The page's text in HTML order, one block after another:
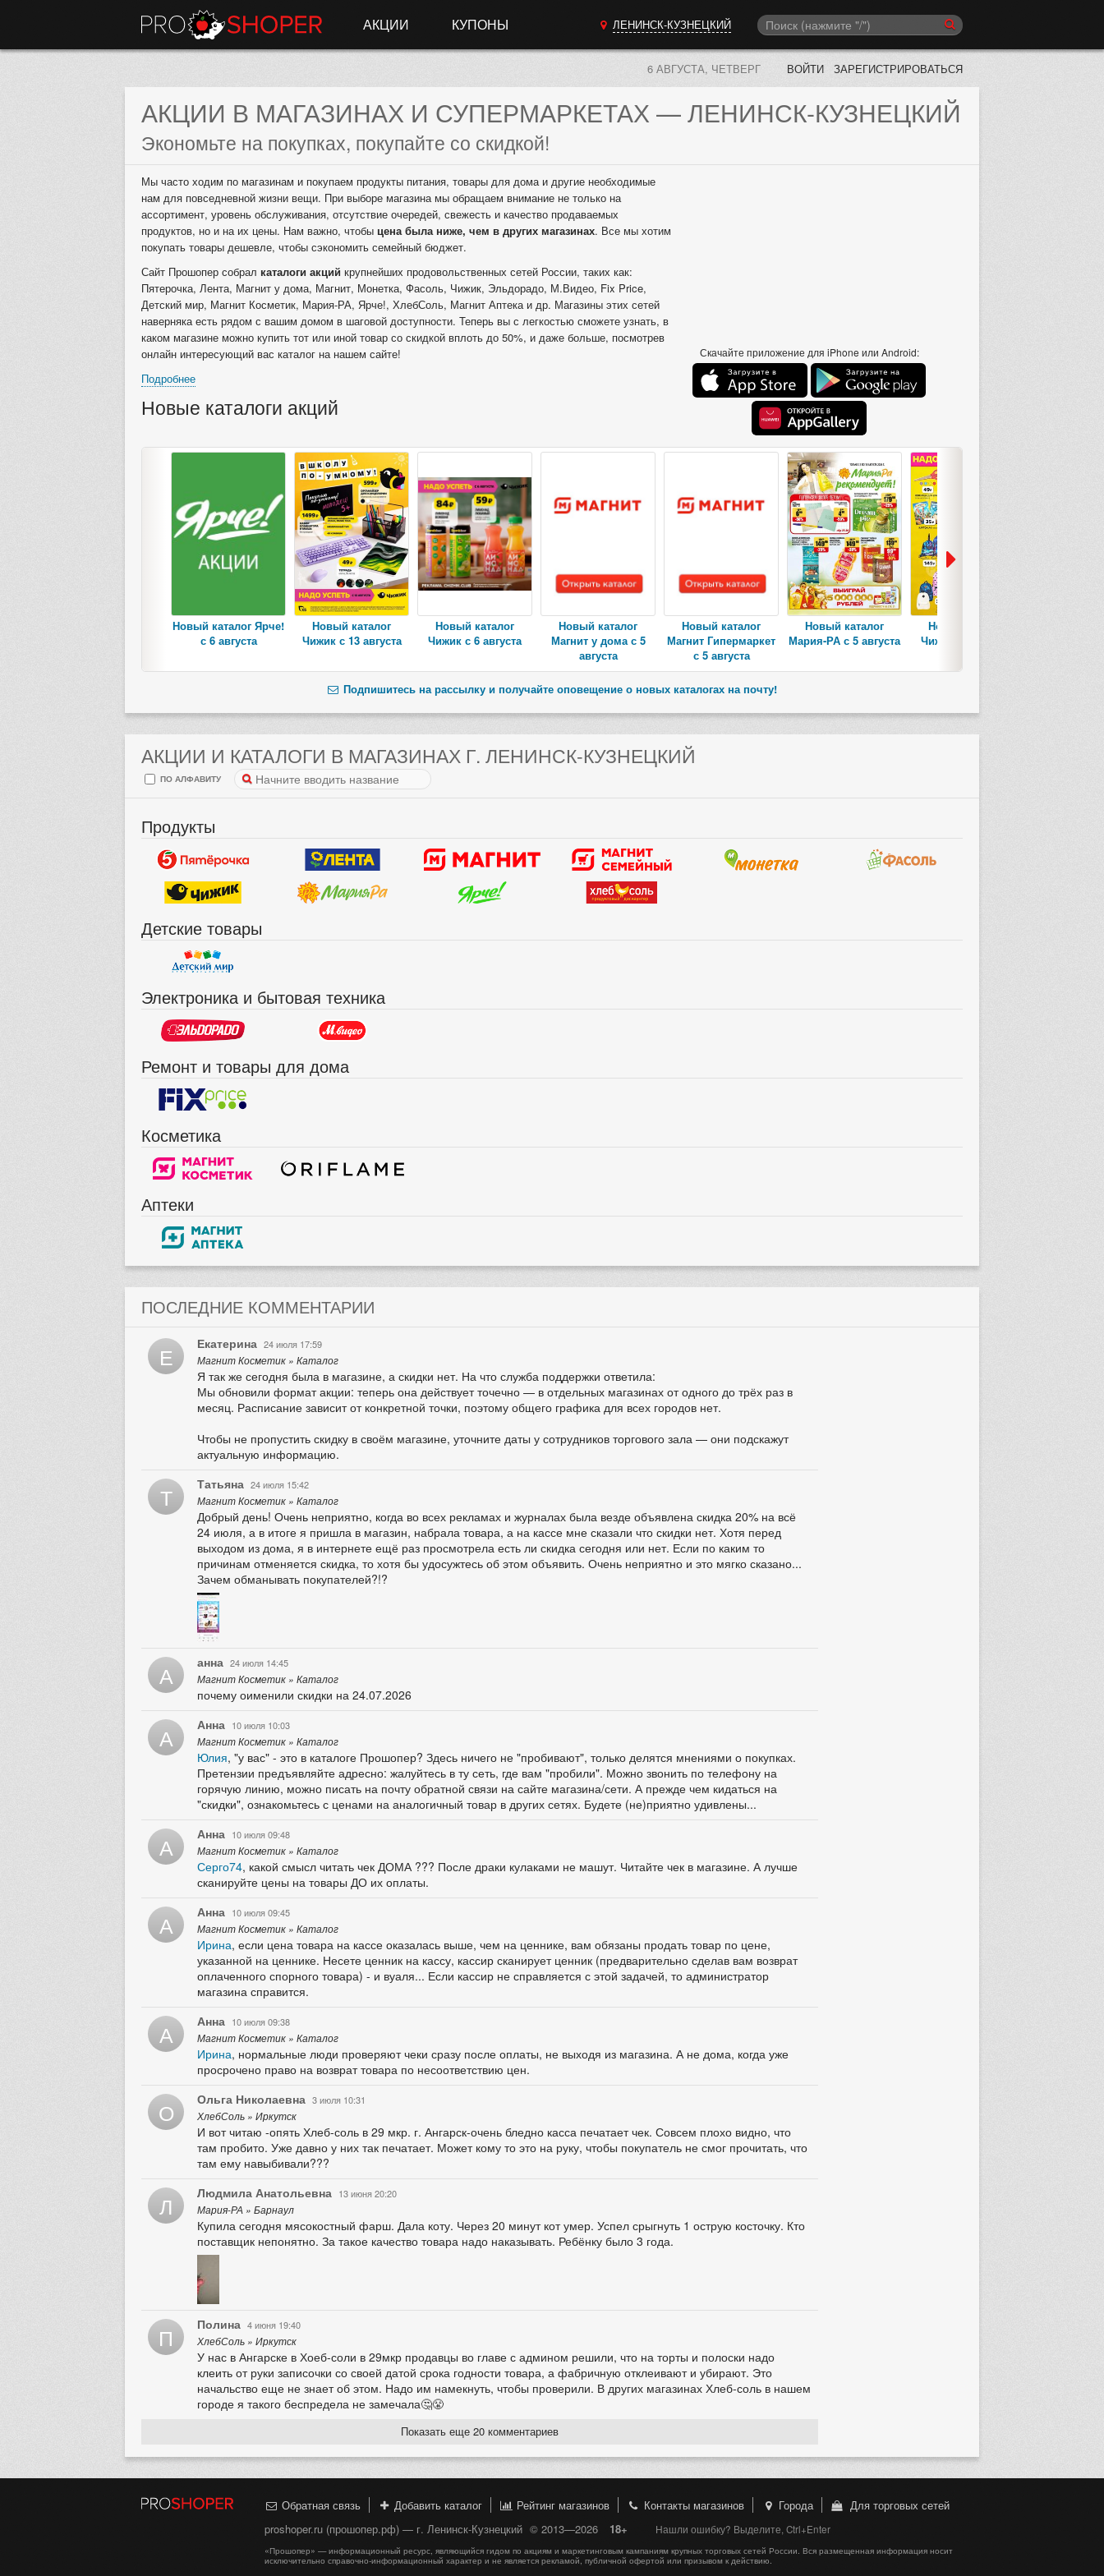
АКЦИИ КУПОНЫ ЛЕНИНСК-КУЗНЕЦКИЙ
6 АВГУСТА, ЧЕТВЕРГ ВОЙТИ ЗАРЕГИСТРИРОВАТЬСЯ
АКЦИИ В МАГАЗИНАХ И СУПЕРМАРКЕТАХ — ЛЕНИНСК-КУЗНЕЦКИЙ
Экономьте на покупках, покупайте со скидкой!
Скачайте приложение для iPhone или Android:
Мы часто ходим по магазинам и покупаем продукты питания, товары для дома и другие необходимые
нам для повседневной жизни вещи. При выборе магазина мы обращаем внимание не только на
ассортимент, уровень обслуживания, отсутствие очередей, свежесть и качество продаваемых
продуктов, но и на их цены. Нам важно, чтобы цена была ниже, чем в других магазинах. Все мы хотим
покупать товары дешевле, чтобы сэкономить семейный бюджет.
Сайт Прошопер собрал каталоги акций крупнейших продовольственных сетей России, таких как:
Пятерочка, Лента, Магнит у дома, Магнит, Монетка, Фасоль, Чижик, Эльдорадо, М.Видео, Fix Price,
Детский мир, Магнит Косметик, Мария-РА, Ярче!, ХлебСоль, Магнит Аптека и др. Магазины этих сетей
наверняка есть рядом с вашим домом в шаговой доступности. Теперь вы с легкостью сможете узнать, в
каком магазине можно купить тот или иной товар со скидкой вплоть до 50%, и даже больше, посмотрев
онлайн интересующий вас каталог на нашем сайте!
Подробнее
Новые каталоги акций
Новый каталог Ярче!
с 6 августа
Новый каталог
Чижик с 13 августа
Новый каталог
Чижик с 6 августа
Новый каталог
Магнит у дома с 5
августа
Новый каталог
Магнит Гипермаркет
с 5 августа
Новый каталог
Мария-РА с 5 августа
Новый каталог
Чижик с 6 августа
Подпишитесь на рассылку и получайте оповещение о новых каталогах на почту!
АКЦИИ И КАТАЛОГИ В МАГАЗИНАХ Г. ЛЕНИНСК-КУЗНЕЦКИЙ
ПО АЛФАВИТУ
Продукты
Детские товары
Электроника и бытовая техника
Ремонт и товары для дома
Косметика
Аптеки
ПОСЛЕДНИЕ КОММЕНТАРИИ
Е Екатерина 24 июля 17:59
Магнит Косметик » Каталог
Я так же сегодня была в магазине, а скидки нет. На что служба поддержки ответила:
Мы обновили формат акции: теперь она действует точечно — в отдельных магазинах от одного до трёх раз в
месяц. Расписание зависит от конкретной точки, поэтому общего графика для всех городов нет.
Чтобы не пропустить скидку в своём магазине, уточните даты у сотрудников торгового зала — они подскажут
актуальную информацию.
Т Татьяна 24 июля 15:42
Магнит Косметик » Каталог
Добрый день! Очень неприятно, когда во всех рекламах и журналах была везде объявлена скидка 20% на всё
24 июля, а в итоге я пришла в магазин, набрала товара, а на кассе мне сказали что скидки нет. Хотя перед
выходом из дома, я в интернете ещё раз просмотрела есть ли скидка сегодня или нет. Если по каким то
причинам отменяется скидка, то хотя бы удосужтесь об этом объявить. Очень неприятно и это мягко сказано...
Зачем обманывать покупателей?!?
А анна 24 июля 14:45
Магнит Косметик » Каталог
почему оименили скидки на 24.07.2026
А Анна 10 июля 10:03
Магнит Косметик » Каталог
Юлия, "у вас" - это в каталоге Прошопер? Здесь ничего не "пробивают", только делятся мнениями о покупках.
Претензии предъявляйте адресно: жалуйтесь в ту сеть, где вам "пробили". Можно звонить по телефону на
горячую линию, можно писать на почту обратной связи на сайте магазина/сети. А прежде чем кидаться на
"скидки", ознакомьтесь с ценами на аналогичный товар в других сетях. Будете (не)приятно удивлены...
А Анна 10 июля 09:48
Магнит Косметик » Каталог
Серго74, какой смысл читать чек ДОМА ??? После драки кулаками не машут. Читайте чек в магазине. А лучше
сканируйте цены на товары ДО их оплаты.
А Анна 10 июля 09:45
Магнит Косметик » Каталог
Ирина, если цена товара на кассе оказалась выше, чем на ценнике, вам обязаны продать товар по цене,
указанной на ценнике. Несете ценник на кассу, кассир сканирует ценник (предварительно сделав вам возврат
оплаченного спорного товара) - и вуаля... Если кассир не справляется с этой задачей, то администратор
магазина справится.
А Анна 10 июля 09:38
Магнит Косметик » Каталог
Ирина, нормальные люди проверяют чеки сразу после оплаты, не выходя из магазина. А не дома, когда уже
просрочено право на возврат товара по несоответствию цен.
О Ольга Николаевна 3 июля 10:31
ХлебСоль » Иркутск
И вот читаю -опять Хлеб-соль в 29 мкр. г. Ангарск-очень бледно касса печатает чек. Совсем плохо видно, что
там пробито. Уже давно у них так печатает. Может кому то это на руку, чтобы покупатель не смог прочитать, что
там ему навыбивали???
Л Людмила Анатольевна 13 июня 20:20
Мария-РА » Барнаул
Купила сегодня мясокостный фарш. Дала коту. Через 20 минут кот умер. Успел срыгнуть 1 острую косточку. Кто
поставщик непонятно. За такое качество товара надо наказывать. Ребёнку было 3 года.
П Полина 4 июня 19:40
ХлебСоль » Иркутск
У нас в Ангарске в Хоеб-соли в 29мкр продавцы во главе с админом решили, что на торты и полоски надо
клеить от руки записочки со своей датой срока годности товара, а фабричную отклеивают и убирают. Это
начальство еще не знает об этом. Надо им намекнуть, чтобы проверили. В других магазинах Хлеб-соль в нашем
городе я такого беспредела не замечала🤔😤
Показать еще 20 комментариев
Обратная связь Добавить каталог Рейтинг магазинов Контакты магазинов Города
Для торговых сетей
proshoper.ru (прошопер.рф) — г. Ленинск-Кузнецкий © 2013—2026 18+ Нашли ошибку? Выделите, Ctrl+Enter
«Прошопер» — информационный ресурс, являющийся гидом по акциям и маркетинговым кампаниям крупных торговых сетей России. Вся размещенная информация носит
исключительно справочно-информационный характер и не является рекламой, публичной офертой или призывом к действию.